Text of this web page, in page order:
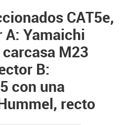
CAT5e,
A: Yamaichi
M23
B:
con una
recto